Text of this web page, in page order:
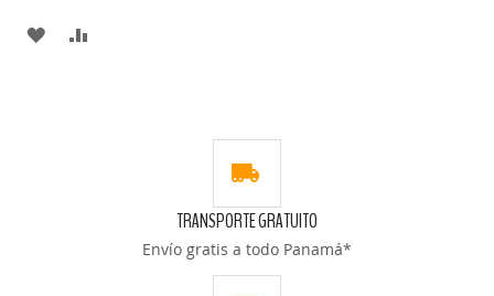
AÑADIR
TRANSPORTE GRATUITO
Envío gratis a todo Panamá*